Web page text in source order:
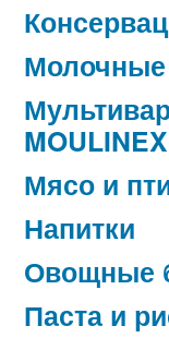
MOULINEX
Мясо и
Напитки
Овощные
Паста и